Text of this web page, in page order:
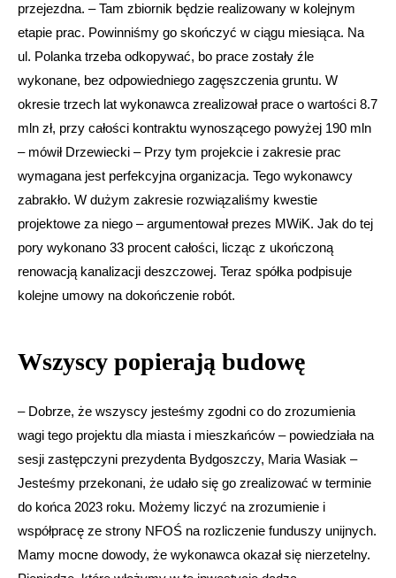
przejezdna. – Tam zbiornik będzie realizowany w kolejnym
etapie prac. Powinniśmy go skończyć w ciągu miesiąca. Na
ul. Polanka trzeba odkopywać, bo prace zostały źle
wykonane, bez odpowiedniego zagęszczenia gruntu. W
okresie trzech lat wykonawca zrealizował prace o wartości 8.7
mln zł, przy całości kontraktu wynoszącego powyżej 190 mln
– mówił Drzewiecki – Przy tym projekcie i zakresie prac
wymagana jest perfekcyjna organizacja. Tego wykonawcy
zabrakło. W dużym zakresie rozwiązaliśmy kwestie
projektowe za niego – argumentował prezes MWiK. Jak do tej
pory wykonano 33 procent całości, licząc z ukończoną
renowacją kanalizacji deszczowej. Teraz spółka podpisuje
kolejne umowy na dokończenie robót.
Wszyscy popierają budowę
– Dobrze, że wszyscy jesteśmy zgodni co do zrozumienia
wagi tego projektu dla miasta i mieszkańców – powiedziała na
sesji zastępczyni prezydenta Bydgoszczy, Maria Wasiak –
Jesteśmy przekonani, że udało się go zrealizować w terminie
do końca 2023 roku. Możemy liczyć na zrozumienie i
współpracę ze strony NFOŚ na rozliczenie funduszy unijnych.
Mamy mocne dowody, że wykonawca okazał się nierzetelny.